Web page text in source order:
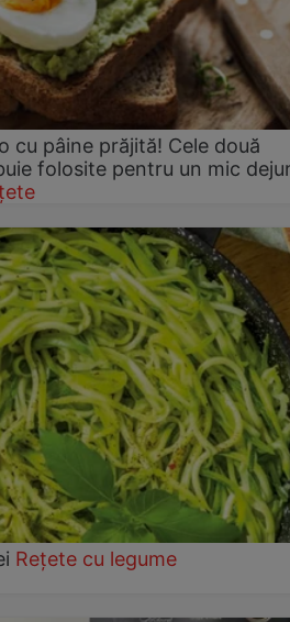
cu pâine prăjită! Cele două
folosite pentru un mic
Rețete cu legume